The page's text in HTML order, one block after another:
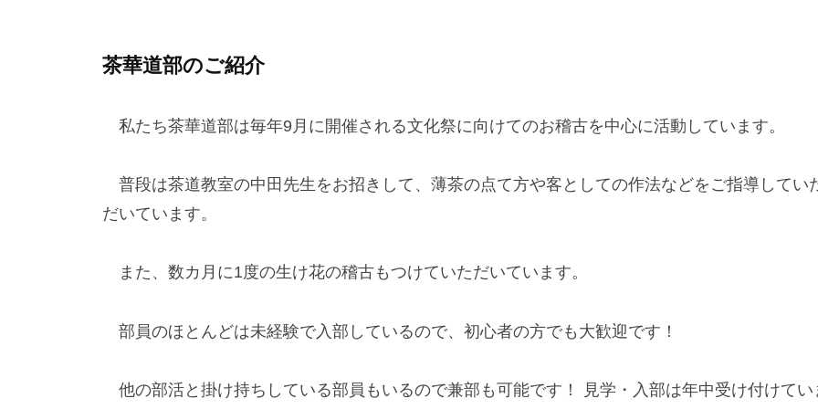
茶華道部のご紹介
私たち茶華道部は毎年9月に開催される文化祭に向けてのお稽古を中心に活動しています。
普段は茶道教室の中田先生をお招きして、薄茶の点て方や客としての作法などをご指導してい
だいています。
また、数カ月に1度の生け花の稽古もつけていただいています。
部員のほとんどは未経験で入部しているので、初心者の方でも大歓迎です！
他の部活と掛け持ちしている部員もいるので兼部も可能です！ 見学・入部は年中受け付けてい